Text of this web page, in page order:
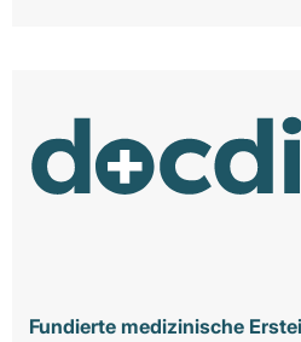
Fundierte medizinische